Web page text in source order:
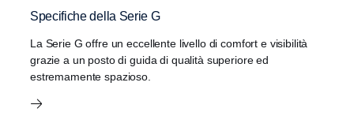
Specifiche della Serie G
La Serie G offre un eccellente livello di comfort e visibilità
grazie a un posto di guida di qualità superiore ed
estremamente spazioso.